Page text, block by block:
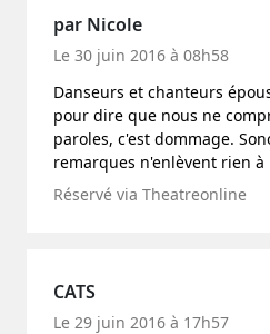
par Nicole
Le 30 juin 2016 à 08h58
Danseurs et chanteurs
pour dire que nous ne
paroles, c'est dommage.
remarques n'enlèvent rien
Réservé via Theatreonline
CATS
Le 29 juin 2016 à 17h57